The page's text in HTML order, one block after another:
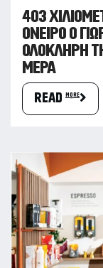
403
ΌΝΕΙΡΟ Ο
ΟΛΌΚΛΗΡΗ
ΜΈΡΑ
READ more